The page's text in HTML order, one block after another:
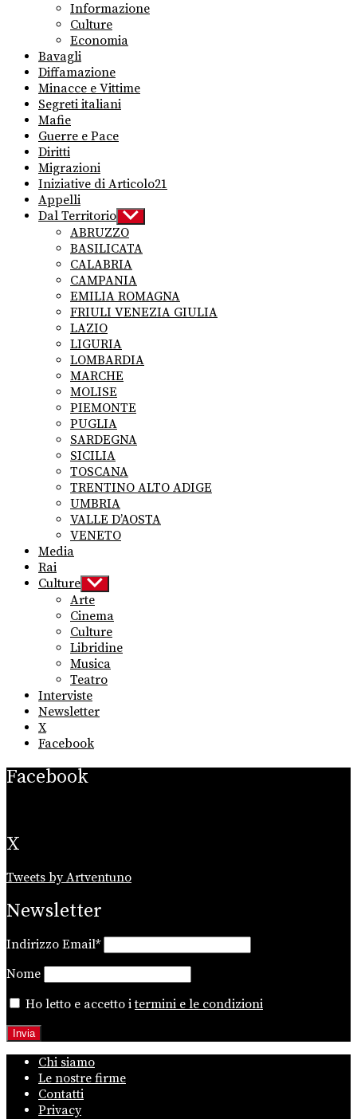
Informazione
Culture
Economia
Bavagli
Diffamazione
Minacce e Vittime
Segreti italiani
Mafie
Guerre e Pace
Diritti
Migrazioni
Iniziative di Articolo21
Appelli
Dal Territorio Show
sub
menu
ABRUZZO
BASILICATA
CALABRIA
CAMPANIA
EMILIA ROMAGNA
FRIULI VENEZIA GIULIA
LAZIO
LIGURIA
LOMBARDIA
MARCHE
MOLISE
PIEMONTE
PUGLIA
SARDEGNA
SICILIA
TOSCANA
TRENTINO ALTO ADIGE
UMBRIA
VALLE D’AOSTA
VENETO
Media
Rai
Culture Show
sub
menu
Arte
Cinema
Culture
Libridine
Musica
Teatro
Interviste
Newsletter
X
Facebook
Facebook
X
Tweets by Artventuno
Newsletter
Indirizzo Email*
Nome
Ho letto e accetto itermini e le condizioni
Chi siamo
Le nostre firme
Contatti
Privacy